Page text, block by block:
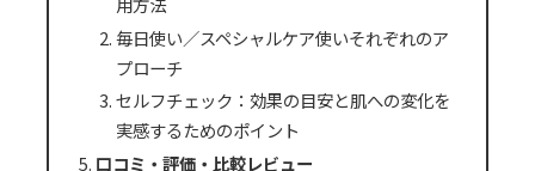
毎日使い／スペシャルケア使いそれぞれのア
プローチ
セルフチェック：効果の目安と肌への変化を
実感するためのポイント
口コミ・評価・比較レビュー